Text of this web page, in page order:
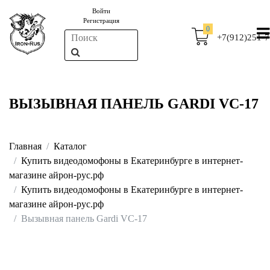
Войти
Регистрация
0
+7(912)251-
ВЫЗЫВНАЯ ПАНЕЛЬ GARDI VC-17
Главная
Каталог
Купить видеодомофоны в Екатеринбурге в интернет-
магазине айрон-рус.рф
Купить видеодомофоны в Екатеринбурге в интернет-
магазине айрон-рус.рф
Вызывная панель Gardi VC-17